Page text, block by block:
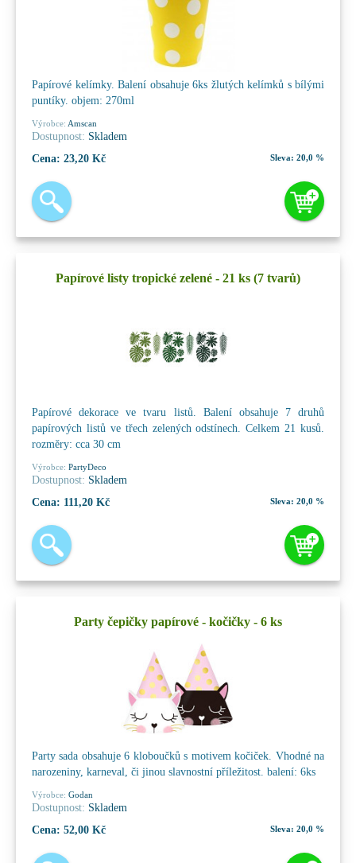
Papírové kelímky. Balení obsahuje 6ks žlutých kelímků s bílými
puntíky. objem: 270ml
Výrobce: Amscan
Dostupnost: Skladem
Cena: 23,20 Kč Sleva: 20,0 %
Papírové listy tropické zelené - 21 ks (7 tvarů)
Papírové dekorace ve tvaru listů. Balení obsahuje 7 druhů
papírových listů ve třech zelených odstínech. Celkem 21 kusů.
rozměry: cca 30 cm
Výrobce: PartyDeco
Dostupnost: Skladem
Cena: 111,20 Kč Sleva: 20,0 %
Party čepičky papírové - kočičky - 6 ks
Party sada obsahuje 6 kloboučků s motivem kočiček. Vhodné na
narozeniny, karneval, či jinou slavnostní příležitost. balení: 6ks
Výrobce: Godan
Dostupnost: Skladem
Cena: 52,00 Kč Sleva: 20,0 %